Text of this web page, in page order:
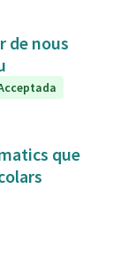
de nous
que